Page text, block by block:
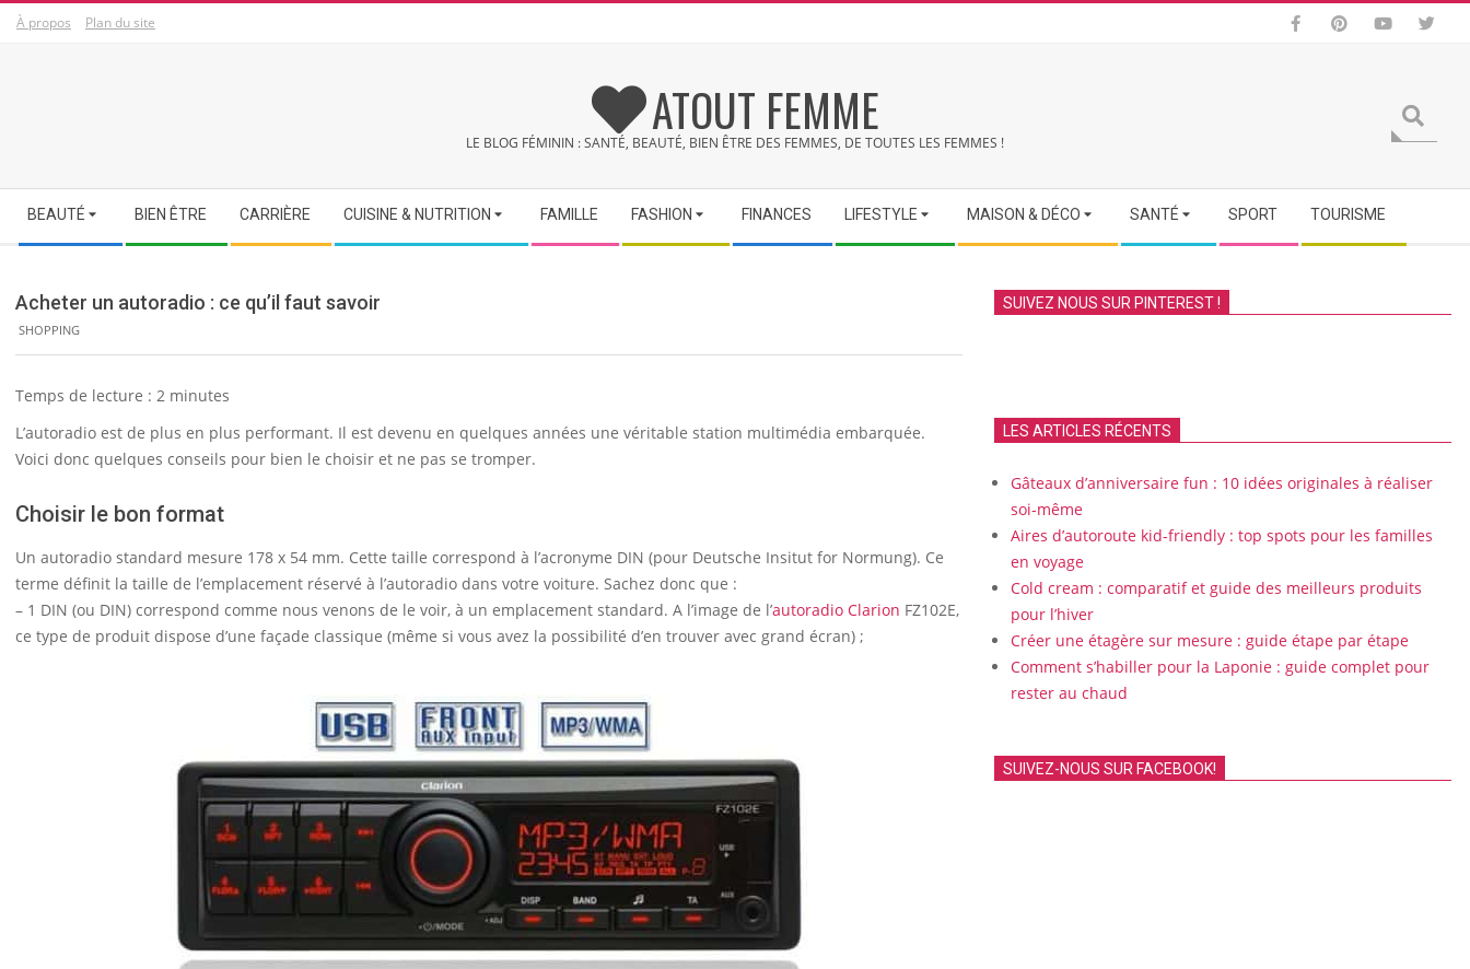
SkipÀ propos Plan du site
ATOUT FEMME
LE BLOG FÉMININ : SANTÉ, BEAUTÉ, BIEN ÊTRE DES FEMMES, DE TOUTES LES FEMMES !
Secondary
Navigation
Menu
BEAUTÉ BIEN ÊTRE CARRIÈRE CUISINE & NUTRITION FAMILLE FASHION FINANCES LIFESTYLE MAISON & DÉCO SANTÉ SPORT TOURISME
Acheter un autoradio : ce qu’il faut savoir
SHOPPING
Temps de lecture : 2 minutes
L’autoradio est de plus en plus performant. Il est devenu en quelques années une véritable station multimédia embarquée.
Voici donc quelques conseils pour bien le choisir et ne pas se tromper.
Choisir le bon format
Un autoradio standard mesure 178 x 54 mm. Cette taille correspond à l’acronyme DIN (pour Deutsche Insitut for Normung). Ce
terme définit la taille de l’emplacement réservé à l’autoradio dans votre voiture. Sachez donc que :
– 1 DIN (ou DIN) correspond comme nous venons de le voir, à un emplacement standard. A l’image de l’autoradio Clarion FZ102E,
ce type de produit dispose d’une façade classique (même si vous avez la possibilité d’en trouver avec grand écran) ;
SUIVEZ NOUS SUR PINTEREST !
LES ARTICLES RÉCENTS
Gâteaux d’anniversaire fun : 10 idées originales à réaliser
soi-même
Aires d’autoroute kid-friendly : top spots pour les familles
en voyage
Cold cream : comparatif et guide des meilleurs produits
pour l’hiver
Créer une étagère sur mesure : guide étape par étape
Comment s’habiller pour la Laponie : guide complet pour
rester au chaud
SUIVEZ-NOUS SUR FACEBOOK!